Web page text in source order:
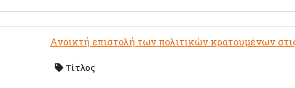
Ανοικτή επιστολή των πολιτικών κρατουμένων
Τίτλος